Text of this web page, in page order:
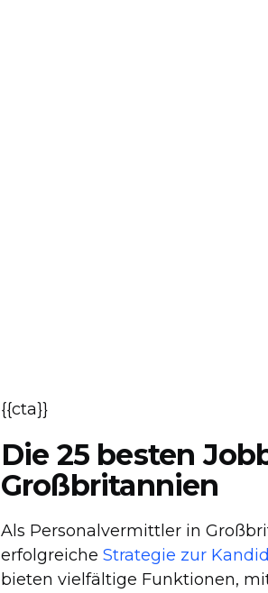
{{cta}}
Die 25 besten
Großbritannien
Als Personalvermittler in
erfolgreiche Strategie zur
bieten vielfältige Funktionen,